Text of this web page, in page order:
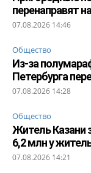
перенаправят
07.08.2026 14:46
Общество
Из-за
Петербурга
07.08.2026 14:28
Общество
Житель Казани
6,2 млн у
07.08.2026 14:21